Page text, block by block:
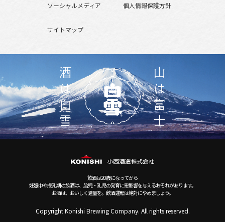
ソーシャルメディア 個人情報保護方針
サイトマップ
飲酒は20歳になってから
妊娠中や授乳期の飲酒は、胎児・乳児の発育に悪影響を与えるおそれがあります。
お酒は、おいしく適量を。飲酒運転は絶対にやめましょう。
Copyright Konishi Brewing Company. All rights reserved.